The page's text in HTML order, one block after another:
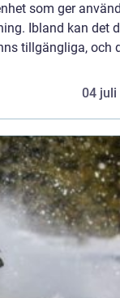
som ger
Ibland kan det
tillgängliga, och
04 juli